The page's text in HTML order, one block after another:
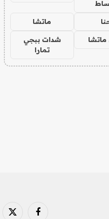
ماتشا
شدات ببجي
تمارا
فيسبوك X